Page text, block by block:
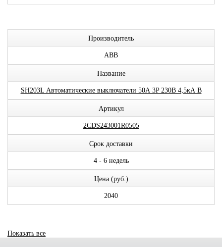
Производитель
ABB
Название
SH203L Автоматические выключатели 50А 3P 230В 4,5кА B
Артикул
2CDS243001R0505
Срок доставки
4 - 6 недель
Цена (руб.)
2040
Показать все